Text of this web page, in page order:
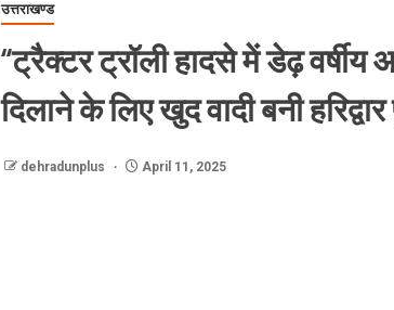
उत्तराखण्ड
“ट्रैक्टर ट्रॉली हादसे में डेढ़ वर्षीय
दिलाने के लिए खुद वादी बनी
dehradunplus April 11, 2025